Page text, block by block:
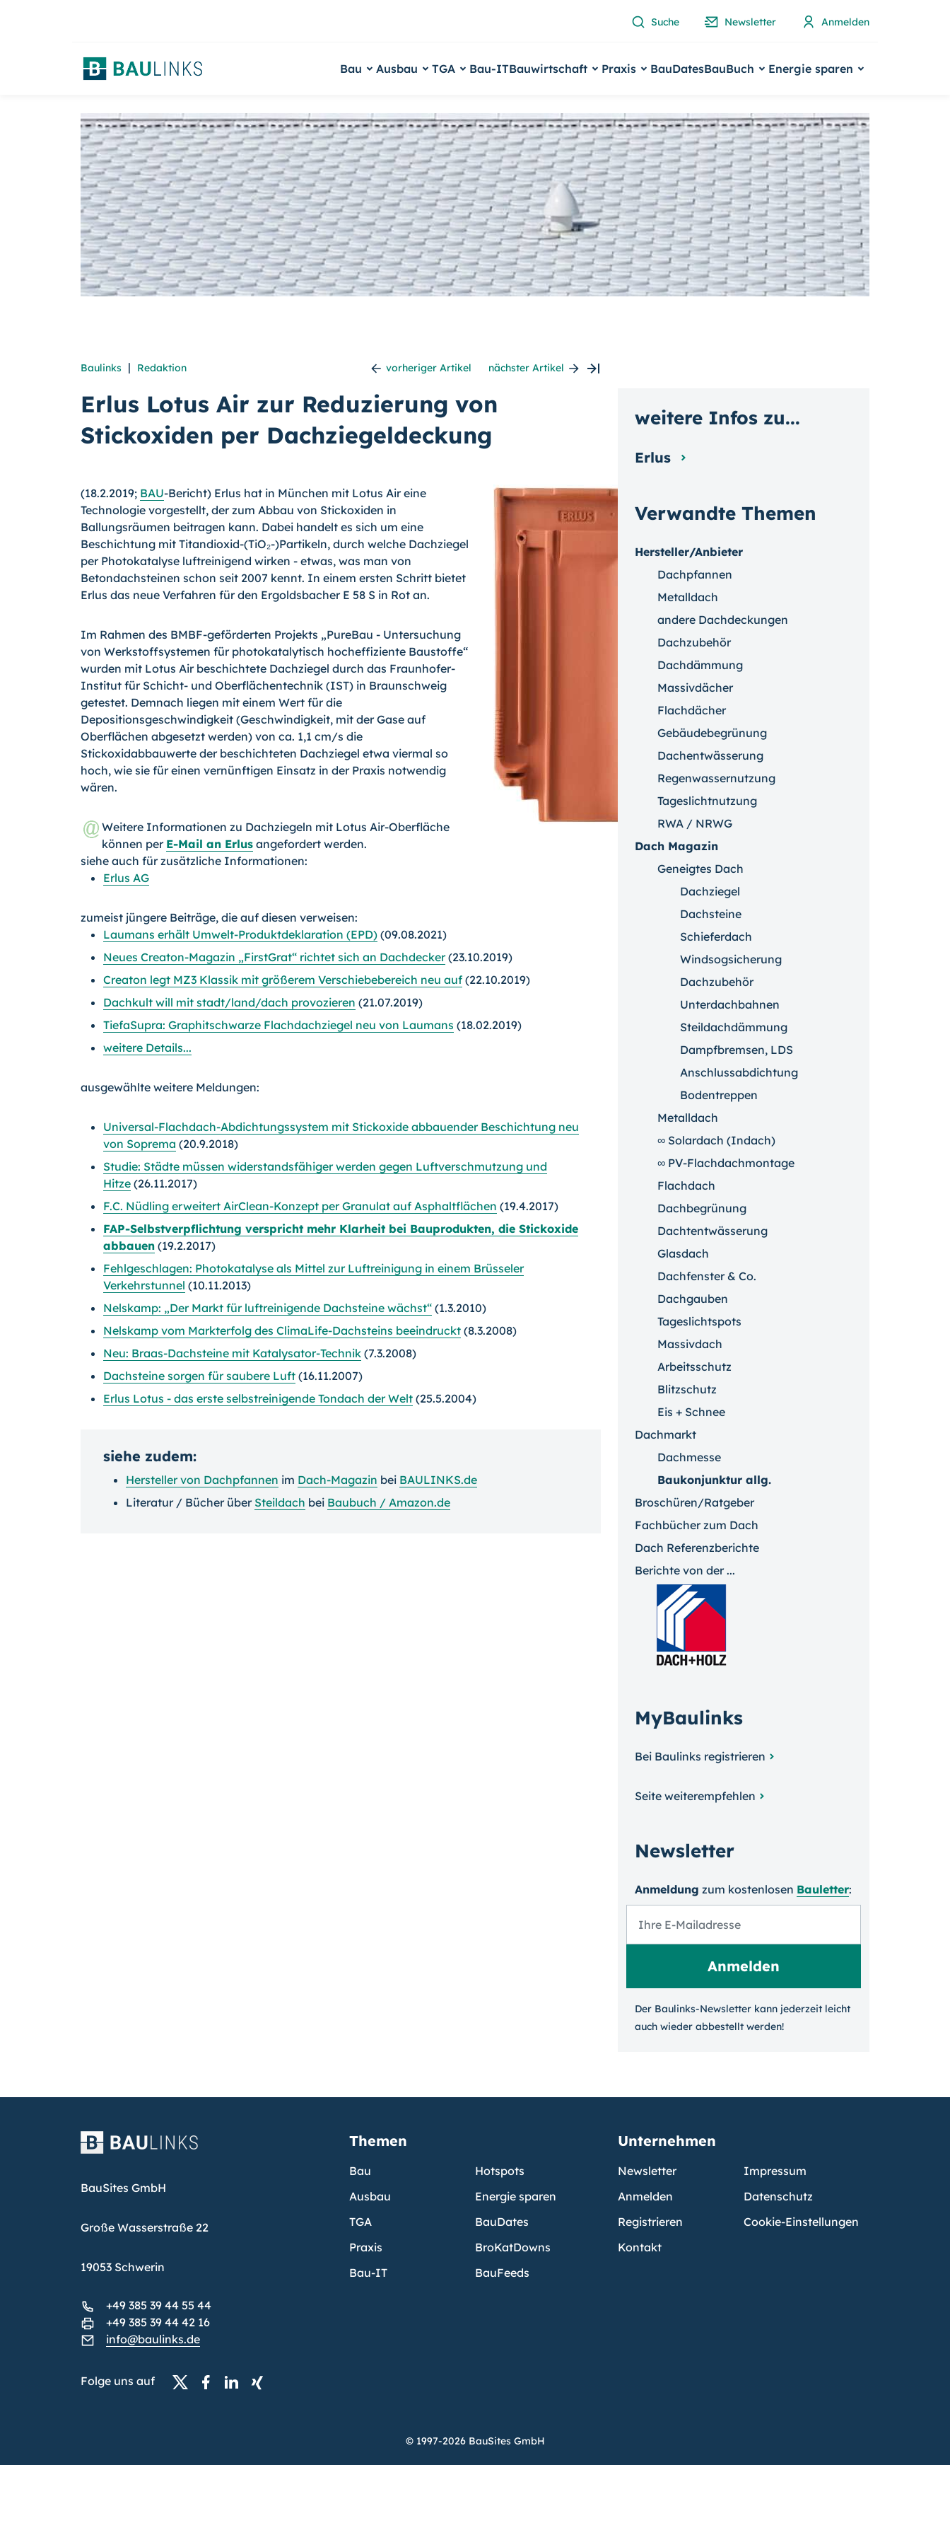
Suche Newsletter Anmelden
Bau Ausbau TGA Bau-ITBauwirtschaft Praxis BauDatesBauBuch Energie sparen
Baulinks | Redaktion vorheriger Artikel nächster Artikel
Erlus Lotus Air zur Reduzierung von
Stickoxiden per Dachziegeldeckung
(18.2.2019; BAU-Bericht) Erlus hat in München mit Lotus Air eine
Technologie vorgestellt, der zum Abbau von Stickoxiden in
Ballungsräumen beitragen kann. Dabei handelt es sich um eine
Beschichtung mit Titandioxid-(TiO₂-)Partikeln, durch welche Dachziegel
per Photokatalyse luftreinigend wirken - etwas, was man von
Betondachsteinen schon seit 2007 kennt. In einem ersten Schritt bietet
Erlus das neue Verfahren für den Ergoldsbacher E 58 S in Rot an.
Im Rahmen des BMBF-geförderten Projekts „PureBau - Untersuchung
von Werkstoffsystemen für photokatalytisch hocheffiziente Baustoffe“
wurden mit Lotus Air beschichtete Dachziegel durch das Fraunhofer-
Institut für Schicht- und Oberflächentechnik (IST) in Braunschweig
getestet. Demnach liegen mit einem Wert für die
Depositionsgeschwindigkeit (Geschwindigkeit, mit der Gase auf
Oberflächen abgesetzt werden) von ca. 1,1 cm/s die
Stickoxidabbauwerte der beschichteten Dachziegel etwa viermal so
hoch, wie sie für einen vernünftigen Einsatz in der Praxis notwendig
wären.
Weitere Informationen zu Dachziegeln mit Lotus Air-Oberfläche
können per E-Mail an Erlus angefordert werden.
siehe auch für zusätzliche Informationen:
Erlus AG
zumeist jüngere Beiträge, die auf diesen verweisen:
Laumans erhält Umwelt-Produktdeklaration (EPD) (09.08.2021)
Neues Creaton-Magazin „FirstGrat“ richtet sich an Dachdecker(23.10.2019)
Creaton legt MZ3 Klassik mit größerem Verschiebebereich neu auf (22.10.2019)
Dachkult will mit stadt/land/dach provozieren (21.07.2019)
TiefaSupra: Graphitschwarze Flachdachziegel neu von Laumans (18.02.2019)
weitere Details...
ausgewählte weitere Meldungen:
Universal-Flachdach-Abdichtungssystem mit Stickoxide abbauender Beschichtung neu
von Soprema (20.9.2018)
Studie: Städte müssen widerstandsfähiger werden gegen Luftverschmutzung und
Hitze (26.11.2017)
F.C. Nüdling erweitert AirClean-Konzept per Granulat auf Asphaltflächen (19.4.2017)
FAP-Selbstverpflichtung verspricht mehr Klarheit bei Bauprodukten, die Stickoxide
abbauen (19.2.2017)
Fehlgeschlagen: Photokatalyse als Mittel zur Luftreinigung in einem Brüsseler
Verkehrstunnel (10.11.2013)
Nelskamp: „Der Markt für luftreinigende Dachsteine wächst“ (1.3.2010)
Nelskamp vom Markterfolg des ClimaLife-Dachsteins beeindruckt (8.3.2008)
Neu: Braas-Dachsteine mit Katalysator-Technik (7.3.2008)
Dachsteine sorgen für saubere Luft (16.11.2007)
Erlus Lotus - das erste selbstreinigende Tondach der Welt (25.5.2004)
siehe zudem:
Hersteller von Dachpfannen im Dach-Magazin bei BAULINKS.de
Literatur / Bücher über Steildach bei Baubuch / Amazon.de
Verwandte Themen
Hersteller/Anbieter
Dachpfannen
Metalldach
andere Dachdeckungen
Dachzubehör
Dachdämmung
Massivdächer
Flachdächer
Gebäudebegrünung
Dachentwässerung
Regenwassernutzung
Tageslichtnutzung
RWA / NRWG
Dach Magazin
Geneigtes Dach
Dachziegel
Dachsteine
Schieferdach
Windsogsicherung
Dachzubehör
Unterdachbahnen
Steildachdämmung
Dampfbremsen, LDS
Anschlussabdichtung
Bodentreppen
Metalldach
∞ Solardach (Indach)
∞ PV-Flachdachmontage
Flachdach
Dachbegrünung
Dachtentwässerung
Glasdach
Dachfenster & Co.
Dachgauben
Tageslichtspots
Massivdach
Arbeitsschutz
Blitzschutz
Eis + Schnee
Dachmarkt
Dachmesse
Baukonjunktur allg.
Broschüren/Ratgeber
Fachbücher zum Dach
Dach Referenzberichte
Berichte von der ...
MyBaulinks
Bei Baulinks registrieren
Seite weiterempfehlen
Newsletter
Anmeldung zum kosten­losen Bauletter:
Der Baulinks-Newsletter kann jeder­zeit leicht
auch wieder ab­bestellt werden!
weitere Infos zu...
Erlus
BauSites GmbH
Große Wasserstraße 22
19053 Schwerin
+49 385 39 44 55 44
+49 385 39 44 42 16
info@baulinks.de
Folge uns auf
Themen
Bau
Ausbau
TGA
Praxis
Bau-IT
Hotspots
Energie sparen
BauDates
BroKatDowns
BauFeeds
Unternehmen
Newsletter
Anmelden
Registrieren
Kontakt
Impressum
Datenschutz
Cookie-Einstellungen
© 1997-2026 BauSites GmbH